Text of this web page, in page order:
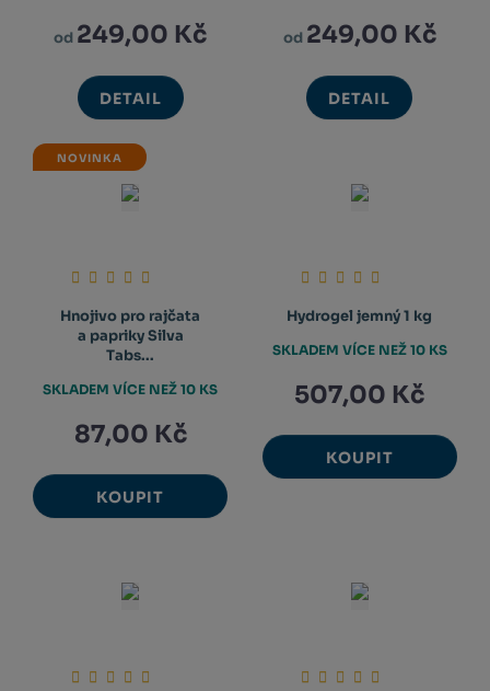
od 249,00 Kč
DETAIL
od 249,00 Kč
DETAIL
NOVINKA
Hnojivo pro rajčata
a papriky Silva
Tabs...
87,00 Kč
KOUPIT
SKLADEM VÍCE NEŽ 10 KS
Hydrogel jemný 1 kg
507,00 Kč
KOUPIT
SKLADEM VÍCE NEŽ 10 KS